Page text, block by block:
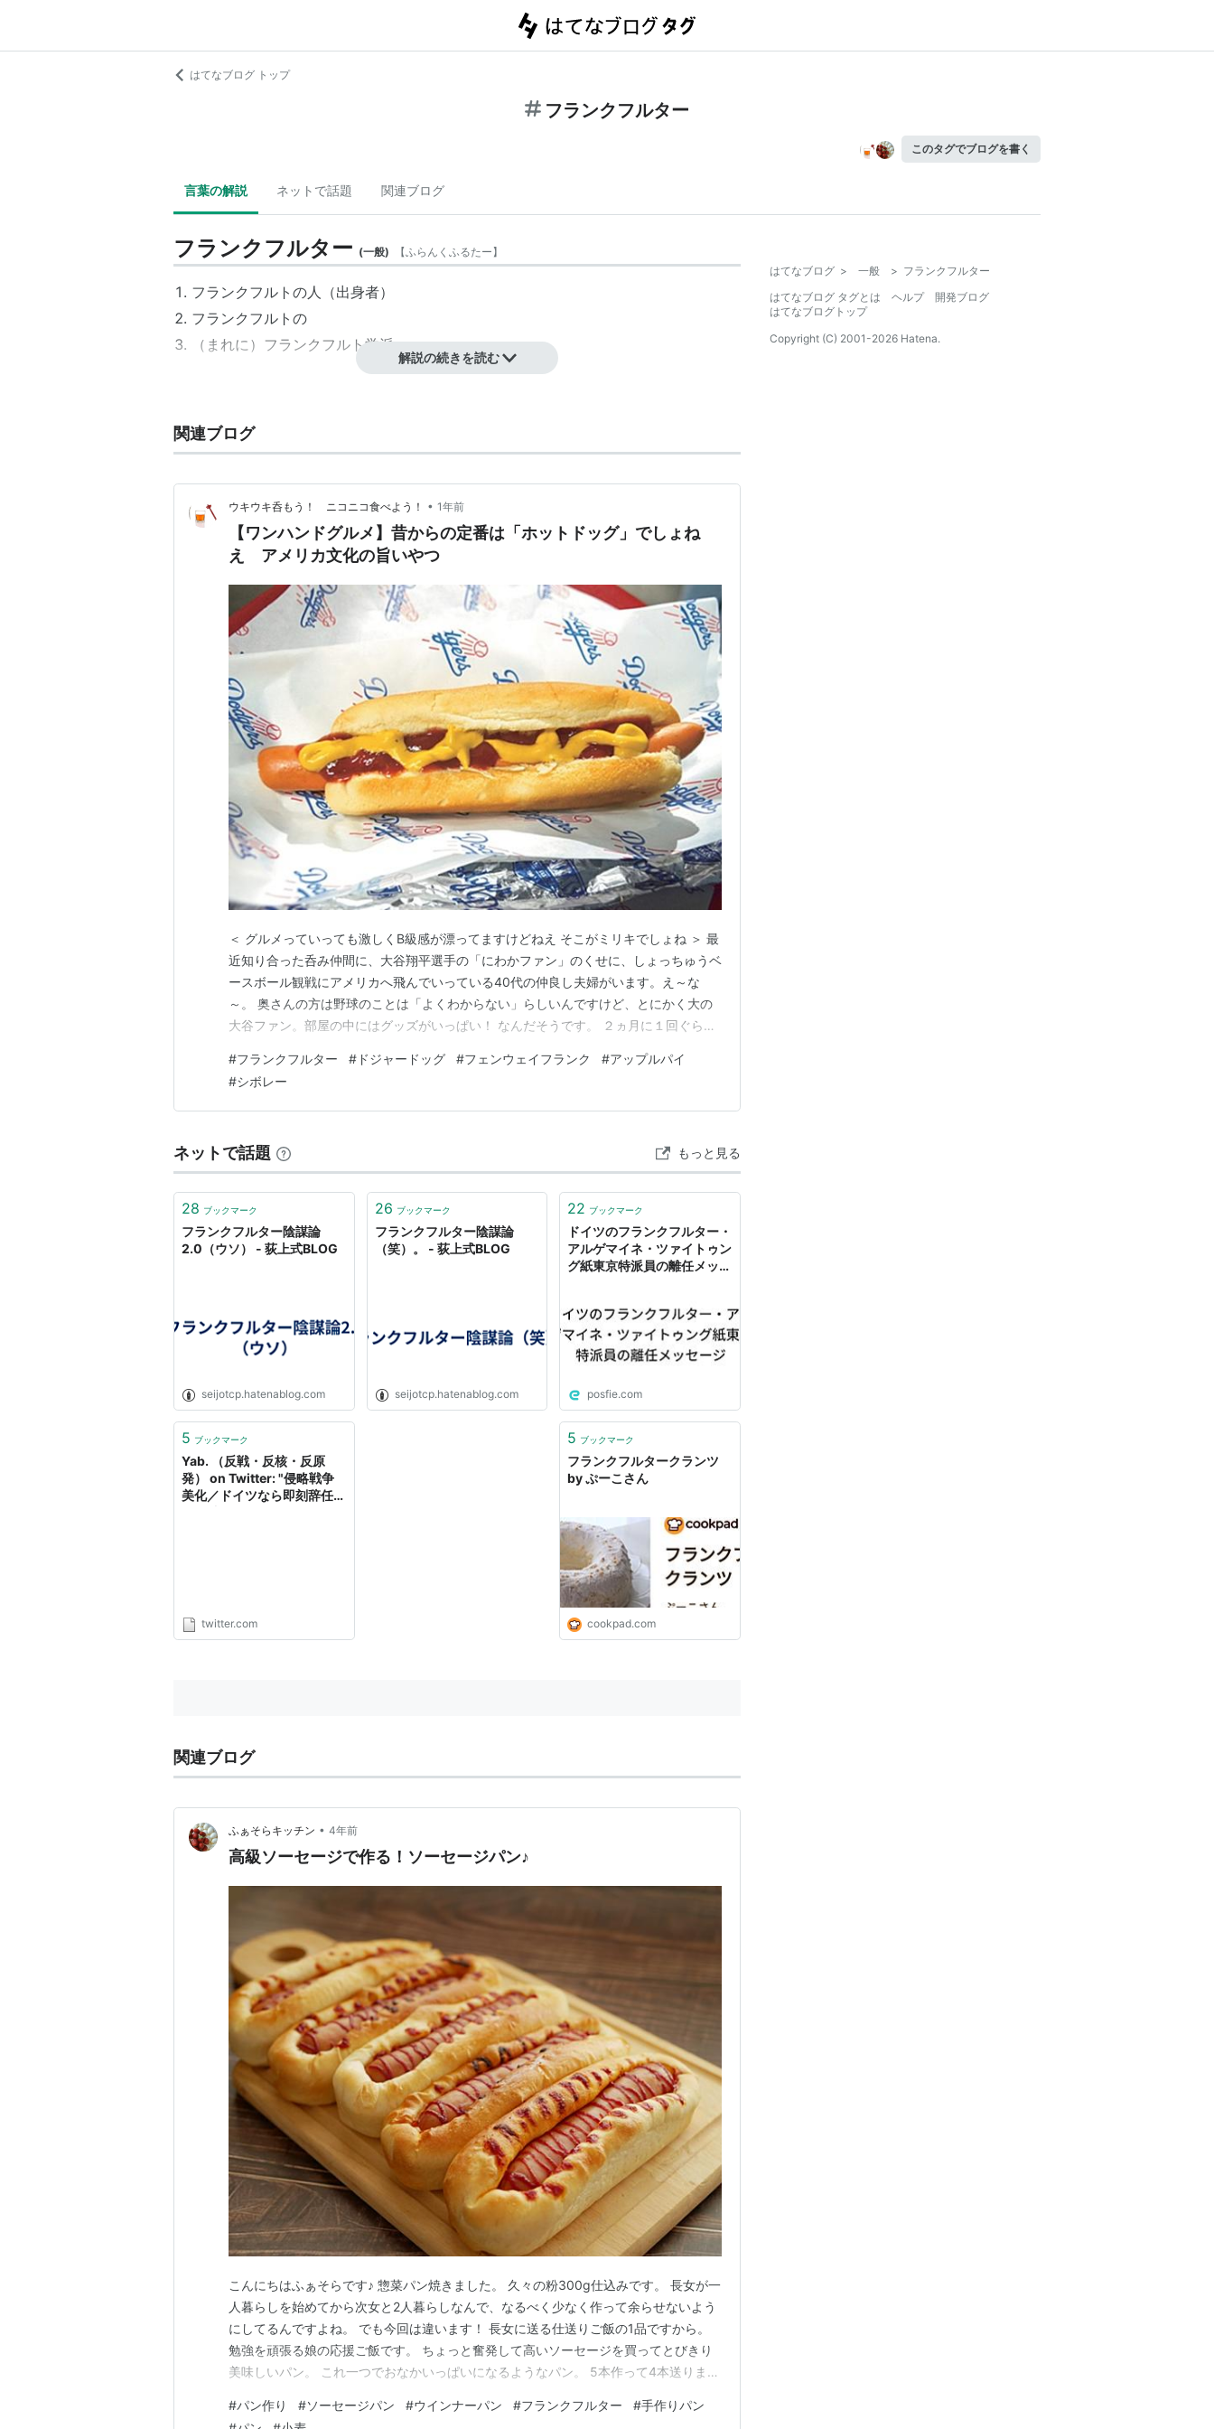
はてなブログ トップ
フランクフルター
このタグでブログを書く
言葉の解説 ネットで話題 関連ブログ
フランクフルター (一般) 【ふらんくふるたー】
フランクフルトの人（出身者）
フランクフルトの
（まれに） フランクフルト学派
解説の続きを読む
関連ブログ
ウキウキ呑もう！ ニコニコ食べよう！ • 1年前
【ワンハンドグルメ】昔からの定番は「ホットドッグ」でしょね
え アメリカ文化の旨いやつ
＜ グルメっていっても激しくB級感が漂ってますけどねえ そこがミリキでしょね ＞ 最
近知り合った呑み仲間に、大谷翔平選手の「にわかファン」のくせに、しょっちゅうベ
ースボール観戦にアメリカへ飛んでいっている40代の仲良し夫婦がいます。え～な
～。 奥さんの方は野球のことは「よくわからない」らしいんですけど、とにかく大の
大谷ファン。部屋の中にはグッズがいっぱい！ なんだそうです。 ２ヵ月に１回ぐらい
チですよねえ。うらやましいかぎりです。 ただ、ぽっちゃり体系のダンナ曰く「円安
とアメリカの物価高で、毎回ケチケチツアーになっち…
#フランクフルター # ドジャードッグ #フェンウェイフランク #アップルパイ
#シボレー
ネットで話題 もっと見る
28 ブックマーク
フランクフルター陰謀論
2.0（ウソ） - 荻上式BLOG
seijotcp.hatenablog.com
26 ブックマーク
フランクフルター陰謀論
（笑）。 - 荻上式BLOG
seijotcp.hatenablog.com
22 ブックマーク
ドイツのフランクフルター・
アルゲマイネ・ツァイトゥン
グ紙東京特派員の離任メッセ
posfie.com
5 ブックマーク
Yab. （反戦・反核・反原
発） on Twitter: "侵略戦争
美化／ドイツなら即刻辞任で
twitter.com
5 ブックマーク
フランクフルタークランツ
by ぷーこさん
cookpad.com
関連ブログ
ふぁそらキッチン • 4年前
高級ソーセージで作る！ソーセージパン♪
こんにちはふぁそらです♪ 惣菜パン焼きました。 久々の粉300g仕込みです。 長女が一
人暮らしを始めてから次女と2人暮らしなんで、なるべく少なく作って余らせないよう
にしてるんですよね。 でも今回は違います！ 長女に送る仕送りご飯の1品ですから。
勉強を頑張る娘の応援ご飯です。 ちょっと奮発して高いソーセージを買ってとびきり
美味しいパン。 これ一つでおなかいっぱいになるようなパン。 5本作って4本送りまし
スモークの風味が香って、食べ応え抜群。 これは喜んでくれるはず。 おまけにツナマ
#パン作り #ソーセージパン #ウインナーパン #フランクフルター #手作りパン
はてなブログ > 一般 > フランクフルター
はてなブログ タグとは
ヘルプ
開発ブログ
はてなブログトップ
Copyright (C) 2001-2026 Hatena.